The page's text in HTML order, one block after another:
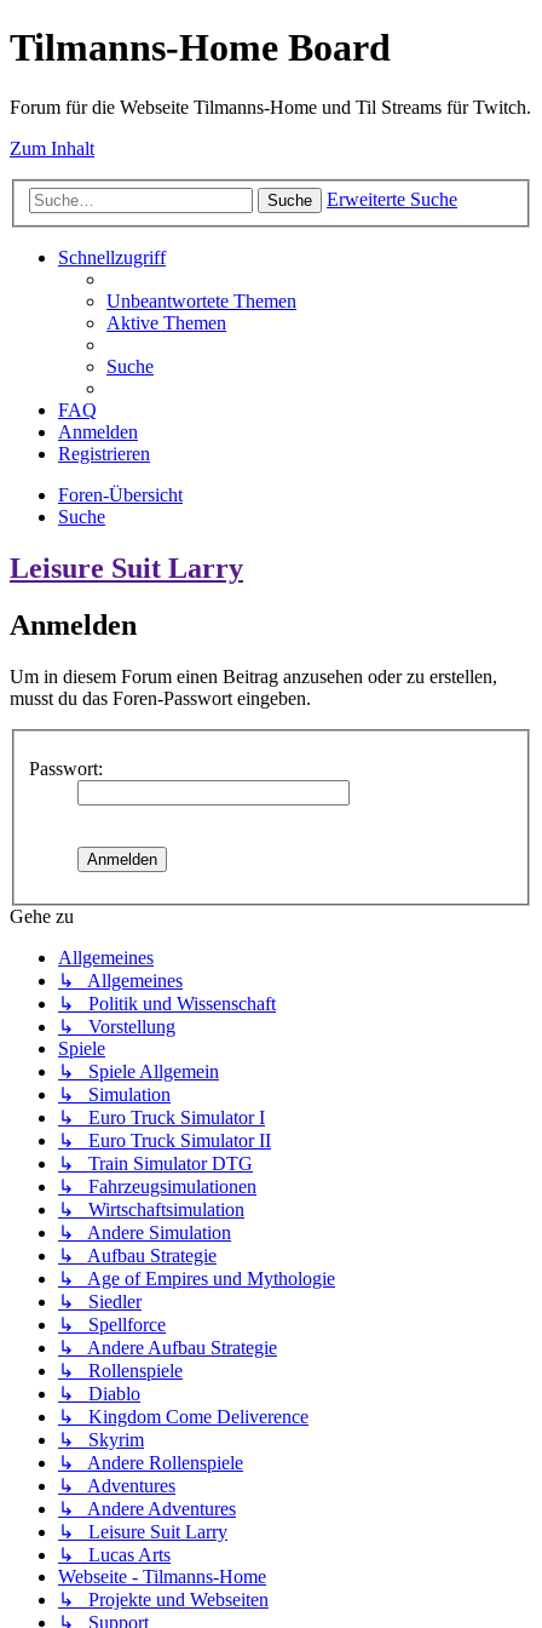
Tilmanns-Home Board
Forum für die Webseite Tilmanns-Home und Til Streams für Twitch.
Zum Inhalt
Suche Erweiterte Suche
Schnellzugriff
Unbeantwortete Themen
Aktive Themen
Suche
FAQ
Anmelden
Registrieren
Foren-Übersicht
Suche
Leisure Suit Larry
Anmelden
Um in diesem Forum einen Beitrag anzusehen oder zu erstellen,
musst du das Foren-Passwort eingeben.
Passwort:
Gehe zu
Allgemeines
↳ Allgemeines
↳ Politik und Wissenschaft
↳ Vorstellung
Spiele
↳ Spiele Allgemein
↳ Simulation
↳ Euro Truck Simulator I
↳ Euro Truck Simulator II
↳ Train Simulator DTG
↳ Fahrzeugsimulationen
↳ Wirtschaftsimulation
↳ Andere Simulation
↳ Aufbau Strategie
↳ Age of Empires und Mythologie
↳ Siedler
↳ Spellforce
↳ Andere Aufbau Strategie
↳ Rollenspiele
↳ Diablo
↳ Kingdom Come Deliverence
↳ Skyrim
↳ Andere Rollenspiele
↳ Adventures
↳ Andere Adventures
↳ Leisure Suit Larry
↳ Lucas Arts
Webseite - Tilmanns-Home
↳ Projekte und Webseiten
↳ Support